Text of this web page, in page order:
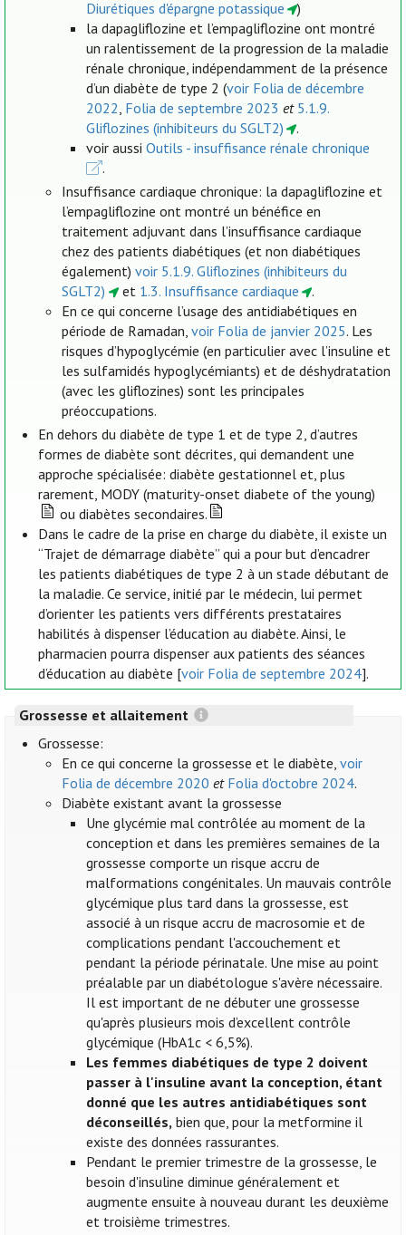
Diurétiques d'épargne potassique
)
la dapagliflozine et l’empagliflozine ont montré
un ralentissement de la progression de la maladie
rénale chronique, indépendamment de la présence
d’un diabète de type 2 (voir Folia de décembre
2022, Folia de septembre 2023 et 5.1.9.
Gliflozines (inhibiteurs du SGLT2)
.
voir aussi Outils - insuffisance rénale chronique
.
Insuffisance cardiaque chronique: la dapagliflozine et
l’empagliflozine ont montré un bénéfice en
traitement adjuvant dans l’insuffisance cardiaque
chez des patients diabétiques (et non diabétiques
également)voir 5.1.9. Gliflozines (inhibiteurs du
SGLT2)
et 1.3. Insuffisance cardiaque
.
En ce qui concerne l’usage des antidiabétiques en
période de Ramadan,voir Folia de janvier 2025. Les
risques d’hypoglycémie (en particulier avec l’insuline et
les sulfamidés hypoglycémiants) et de déshydratation
(avec les gliflozines) sont les principales
préoccupations.
En dehors du diabète de type 1 et de type 2, d’autres
formes de diabète sont décrites, qui demandent une
approche spécialisée: diabète gestationnel et, plus
rarement, MODY (maturity-onset diabete of the young)
ou diabètes secondaires.
Dans le cadre de la prise en charge du diabète, il existe un
“Trajet de démarrage diabète” qui a pour but d’encadrer
les patients diabétiques de type 2 à un stade débutant de
la maladie. Ce service, initié par le médecin, lui permet
d’orienter les patients vers différents prestataires
habilités à dispenser l’éducation au diabète. Ainsi, le
pharmacien pourra dispenser aux patients des séances
d’éducation au diabète [voir Folia de septembre 2024].
Grossesse et allaitement
Grossesse:
En ce qui concerne la grossesse et le diabète,voir
Folia de décembre 2020 et Folia d'octobre 2024.
Diabète existant avant la grossesse
Une glycémie mal contrôlée au moment de la
conception et dans les premières semaines de la
grossesse comporte un risque accru de
malformations congénitales. Un mauvais contrôle
glycémique plus tard dans la grossesse, est
associé à un risque accru de macrosomie et de
complications pendant l'accouchement et
pendant la période périnatale. Une mise au point
préalable par un diabétologue s'avère nécessaire.
Il est important de ne débuter une grossesse
qu'après plusieurs mois d’excellent contrôle
glycémique (HbA1c < 6,5%).
Les femmes diabétiques de type 2 doivent
passer à l'insuline avant la conception, étant
donné que les autres antidiabétiques sont
déconseillés, bien que, pour la metformine il
existe des données rassurantes.
Pendant le premier trimestre de la grossesse, le
besoin d'insuline diminue généralement et
augmente ensuite à nouveau durant les deuxième
et troisième trimestres.